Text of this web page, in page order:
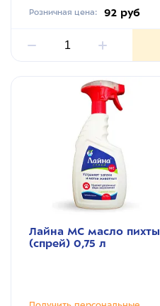
Розничная цена: 92 руб
Лайна МС масло пихты
(спрей) 0,75 л